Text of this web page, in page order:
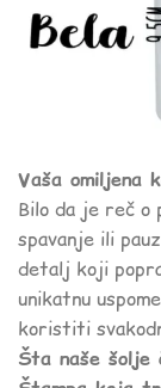
Vaša omiljena
Bilo da je reč
spavanje ili
detalj koji
unikatnu
koristiti
Šta naše šolje